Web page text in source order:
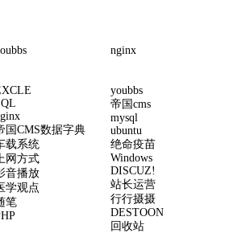
nginx
国CMS数据字典
载系统
上网方式
音播放
学观点
笔
youbbs
帝国cms
mysql
ubuntu
绝命疫苗
Windows
DISCUZ!
站长运营
行行摄摄
DESTOON
回收站